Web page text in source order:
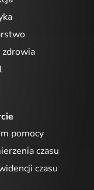
zdrowia
pomocy
czasu
czasu